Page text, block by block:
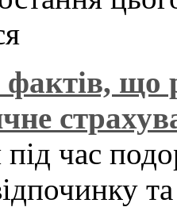
фактів, що
під час